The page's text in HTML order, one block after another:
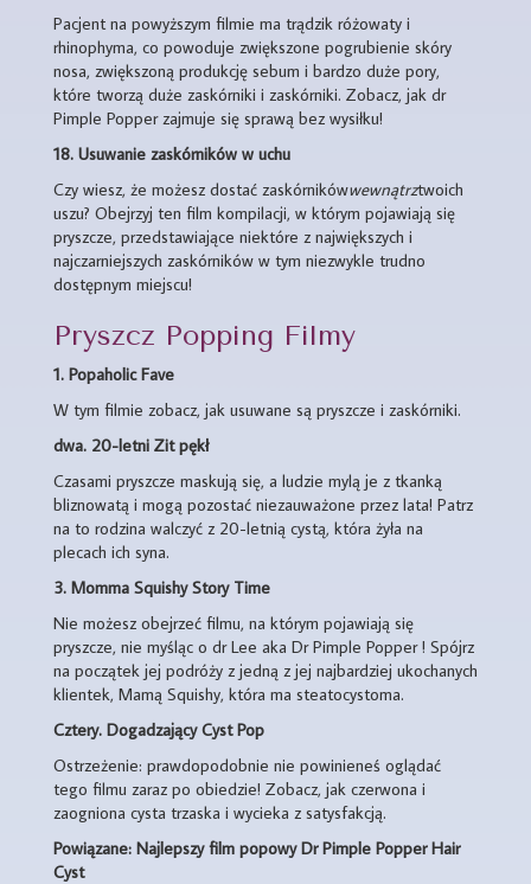
Pacjent na powyższym filmie ma trądzik różowaty i
rhinophyma, co powoduje zwiększone pogrubienie skóry
nosa, zwiększoną produkcję sebum i bardzo duże pory,
które tworzą duże zaskórniki i zaskórniki. Zobacz, jak dr
Pimple Popper zajmuje się sprawą bez wysiłku!
18. Usuwanie zaskórników w uchu
Czy wiesz, że możesz dostać zaskórnikówwewnątrztwoich
uszu? Obejrzyj ten film kompilacji, w którym pojawiają się
pryszcze, przedstawiające niektóre z największych i
najczarniejszych zaskórników w tym niezwykle trudno
dostępnym miejscu!
Pryszcz Popping Filmy
1. Popaholic Fave
W tym filmie zobacz, jak usuwane są pryszcze i zaskórniki.
dwa. 20-letni Zit pękł
Czasami pryszcze maskują się, a ludzie mylą je z tkanką
bliznowatą i mogą pozostać niezauważone przez lata! Patrz
na to rodzina walczyć z 20-letnią cystą, która żyła na
plecach ich syna.
3. Momma Squishy Story Time
Nie możesz obejrzeć filmu, na którym pojawiają się
pryszcze, nie myśląc o dr Lee aka Dr Pimple Popper ! Spójrz
na początek jej podróży z jedną z jej najbardziej ukochanych
klientek, Mamą Squishy, ​​która ma steatocystoma.
Cztery. Dogadzający Cyst Pop
Ostrzeżenie: prawdopodobnie nie powinieneś oglądać
tego filmu zaraz po obiedzie! Zobacz, jak czerwona i
zaogniona cysta trzaska i wycieka z satysfakcją.
Powiązane: Najlepszy film popowy Dr Pimple Popper Hair
Cyst